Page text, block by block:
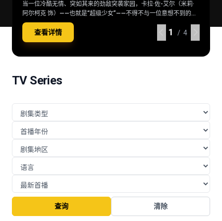
当一位冷酷无情、突如其来的劲敌突袭家园，卡拉·佐-艾尔（米莉·
阿尔柯克 饰）——也就是“超级少女”——不得不与一位意想不到的同
伴结盟，横跨星际，踏上一段交织复仇与正义的壮阔征途。
查看详情 1 / 4
深陷困境的克拉克（切瓦特·埃加福 饰）意外切入名为“后室”的神秘
空间，在这里一切物理规则崩塌，只有漫无边际的黄色房间，没有
终点也没有出路。心理医生玛丽（雷娜特·赖因斯夫 饰）为寻回克拉
克意外踏入此地，在这片异常空间中，随着心理防线的崩塌，未知
的恐惧与实体也在一步步向他们靠近
查看详情 1 / 4
东南亚某处，失语维修工王伟（谢苗 饰）因女儿雨晴（杨恩又 饰）
失踪觉醒猎杀本能。他联手寻妻记者纳文（林科灯 饰）组成生死同
盟，在连番血战中死斗黑暗组织打手大块头（黎唯 饰）与嗜血杀手
阿德（雅彦·鲁伊安 饰）一众人等。怒火遮眼，鲜血开路，从血肉翻
飞的街头混战。
查看详情 1 / 4
在秩序动荡的银河系，“最强奶爸”丁·贾伦（佩德罗·帕斯卡 饰）与
“银河系萌娃”古古这对非血缘父子并肩登场。冷峻坚毅的赏金猎人丁
·贾伦身披贝斯卡钢甲，凭悍勇战力屡屡从围堵中突围；看似弱小的
原力学徒古古，则总能在关键时刻爆发出惊人战力，为搭档化解危
机。他们一同执行关乎银河命运的绝密任务，直面远比以往更为凶
查看详情 1 / 4
TV Series
查询 清除